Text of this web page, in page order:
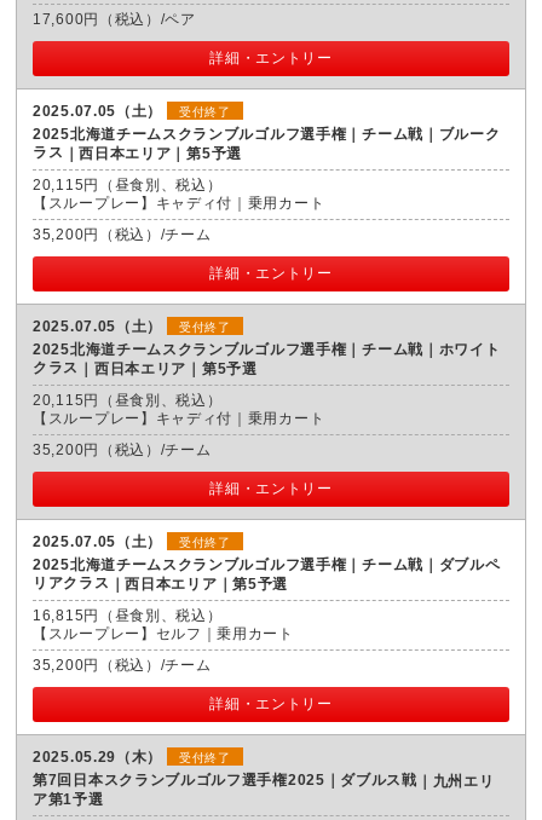
17,600円（税込）/ペア
詳細・エントリー
2025.07.05（土） 受付終了
2025北海道チームスクランブルゴルフ選手権｜チーム戦｜ブルーク
ラス
西日本エリア｜第5予選
20,115円（昼食別、税込）
【スループレー】キャディ付｜乗用カート
35,200円（税込）/チーム
詳細・エントリー
2025.07.05（土） 受付終了
2025北海道チームスクランブルゴルフ選手権｜チーム戦｜ホワイト
クラス
西日本エリア｜第5予選
20,115円（昼食別、税込）
【スループレー】キャディ付｜乗用カート
35,200円（税込）/チーム
詳細・エントリー
2025.07.05（土） 受付終了
2025北海道チームスクランブルゴルフ選手権｜チーム戦｜ダブルペ
リアクラス
西日本エリア｜第5予選
16,815円（昼食別、税込）
【スループレー】セルフ｜乗用カート
35,200円（税込）/チーム
詳細・エントリー
2025.05.29（木） 受付終了
第7回日本スクランブルゴルフ選手権2025｜ダブルス戦
九州エリ
ア第1予選